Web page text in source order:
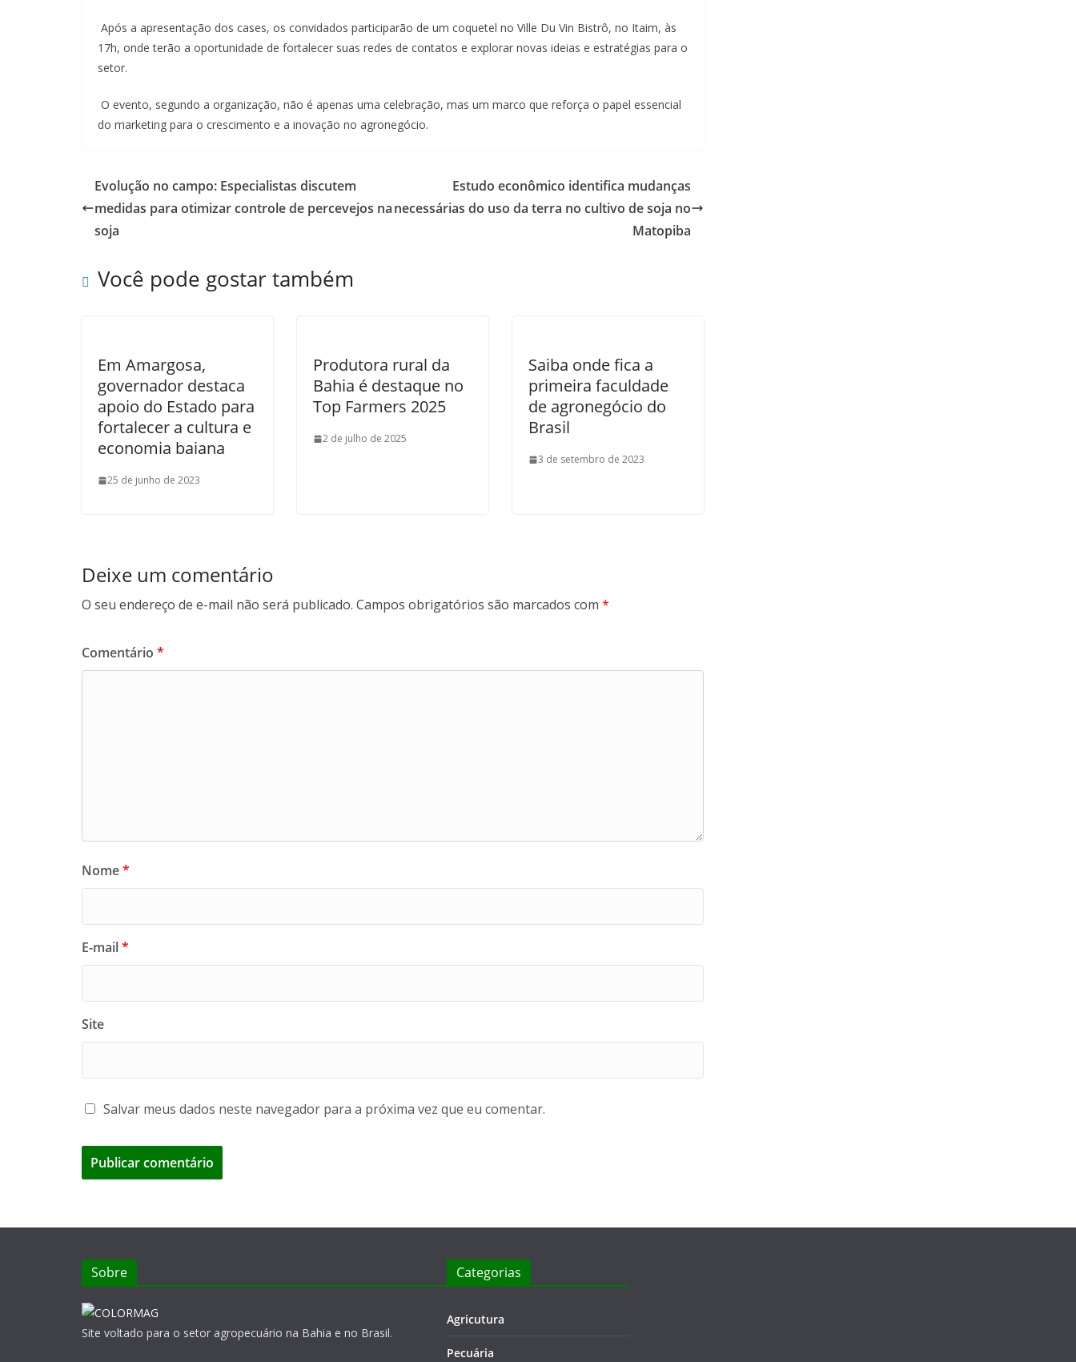
Após a apresentação dos cases, os convidados participarão de um coquetel no Ville Du Vin Bistrô, no Itaim, às
17h, onde terão a oportunidade de fortalecer suas redes de contatos e explorar novas ideias e estratégias para o
setor.
O evento, segundo a organização, não é apenas uma celebração, mas um marco que reforça o papel essencial
do marketing para o crescimento e a inovação no agronegócio.
Evolução no campo: Especialistas discutem
medidas para otimizar controle de percevejos na
soja
Estudo econômico identifica mudanças
necessárias do uso da terra no cultivo de soja no
Matopiba
Você pode gostar também
Em Amargosa,
governador destaca
apoio do Estado para
fortalecer a cultura e
economia baiana
25 de junho de 2023
Produtora rural da
Bahia é destaque no
Top Farmers 2025
2 de julho de 2025
Saiba onde fica a
primeira faculdade
de agronegócio do
Brasil
3 de setembro de 2023
Deixe um comentário
O seu endereço de e-mail não será publicado. Campos obrigatórios são marcados com *
Comentário *
Nome*
E-mail*
Site
Salvar meus dados neste navegador para a próxima vez que eu comentar.
Sobre
Site voltado para o setor agropecuário na Bahia e no Brasil.
Categorias
Agricutura
Pecuária